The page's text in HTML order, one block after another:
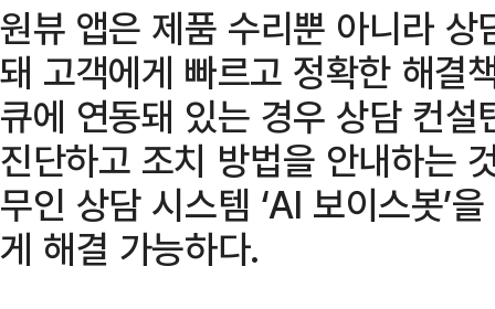
원뷰 앱은 제품 수리뿐 아니라
돼 고객에게 빠르고 정확한 해결
큐에 연동돼 있는 경우 상담 컨
진단하고 조치 방법을 안내하는
무인 상담 시스템 ‘AI 보이스봇’
게 해결 가능하다.